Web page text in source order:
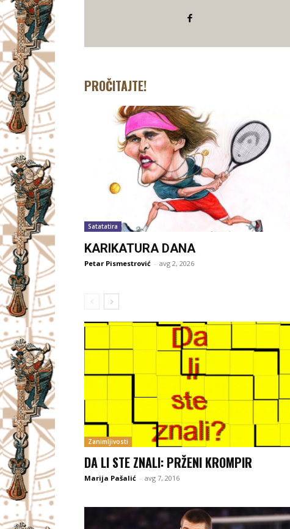
PROČITAJTE!
Satatatira
KARIKATURA DANA
Petar Pismestrović - avg 2, 2026
Zanimljivosti
DA LI STE ZNALI: PRŽENI KROMPIR
Marija Pašalić - avg 7, 2016